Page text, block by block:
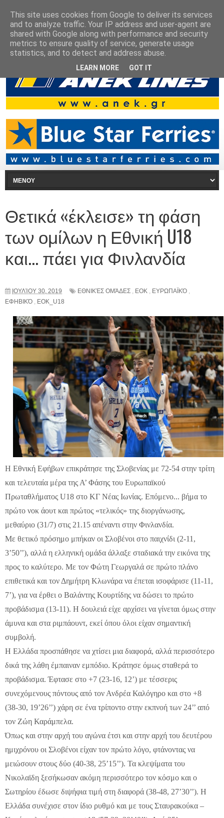
Θετικά «έκλεισε» τη φάση
των ομίλων η Εθνική U18
και... πάει για Φινλανδία
ΙΟΥΛΊΟΥ 30, 2019 ΕΘΝΙΚΈΣ ΟΜΆΔΕΣ , ΕΟΚ , ΕΥΡΩΠΑΪΚΌ ,
ΕΦΗΒΙΚΌ , EOK_U18
Η Εθνική Εφήβων επικράτησε της Σλοβενίας με 72-54 στην τρίτη
και τελευταία μέρα της Α’ Φάσης του Ευρωπαϊκού
Πρωταθλήματος U18 στο ΚΓ Νέας Ιωνίας. Επόμενο... βήμα το
πρώτο νοκ άουτ και πρώτος «τελικός» της διοργάνωσης,
μεθαύριο (31/7) στις 21.15 απέναντι στην Φινλανδία.
Με θετικό πρόσημο μπήκαν οι Σλοβένοι στο παιχνίδι (2-11,
3’50’’), αλλά η ελληνική ομάδα άλλαξε σταδιακά την εικόνα της
προς το καλύτερο. Με τον Φώτη Γεωργαλά σε πρώτο πλάνο
επιθετικά και τον Δημήτρη Κλωνάρα να έπεται ισοφάρισε (11-11,
7’), για να έρθει ο Βαλάντης Κουρτίδης να δώσει το πρώτο
προβάδισμα (13-11). Η δουλειά είχε αρχίσει να γίνεται όμως στην
άμυνα και στα ριμπάουντ, εκεί όπου όλοι είχαν σημαντική
συμβολή.
Η Ελλάδα προσπάθησε να χτίσει μια διαφορά, αλλά περισσότερο
δικά της λάθη έμπαιναν εμπόδιο. Κράτησε όμως σταθερά το
προβάδισμα. Έφτασε στο +7 (23-16, 12’) με τέσσερις
συνεχόμενους πόντους από τον Ανδρέα Καλόγηρο και στο +8
(38-30, 19’26’’) χάρη σε ένα τρίποντο στην εκπνοή των 24’’ από
τον Ζώη Καράμπελα.
Όπως και στην αρχή του αγώνα έτσι και στην αρχή του δευτέρου
ημιχρόνου οι Σλοβένοι είχαν τον πρώτο λόγο, φτάνοντας να
μειώσουν στους δύο (40-38, 25’15’’). Τα κλεψίματα του
Νικολαϊδη ξεσήκωσαν ακόμη περισσότερο τον κόσμο και ο
Σωτηρίου έδωσε διψήφια τιμή στη διαφορά (38-48, 27’30’’). Η
Ελλάδα συνέχισε στον ίδιο ρυθμό και με τους Σταυρακούκα –
This site uses cookies from Google to deliver its services
and to analyze traffic. Your IP address and user-agent are
shared with Google along with performance and security
metrics to ensure quality of service, generate usage
statistics, and to detect and address abuse.
LEARN MORE GOT IT